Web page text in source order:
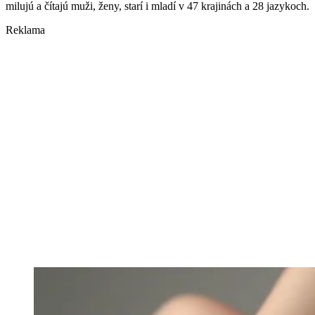
milujú a čítajú muži, ženy, starí i mladí v 47 krajinách a 28 jazykoch.
Reklama